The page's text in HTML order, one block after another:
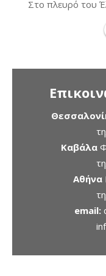
Στο πλευρό του
Καβάλα
Αθήνα
email: